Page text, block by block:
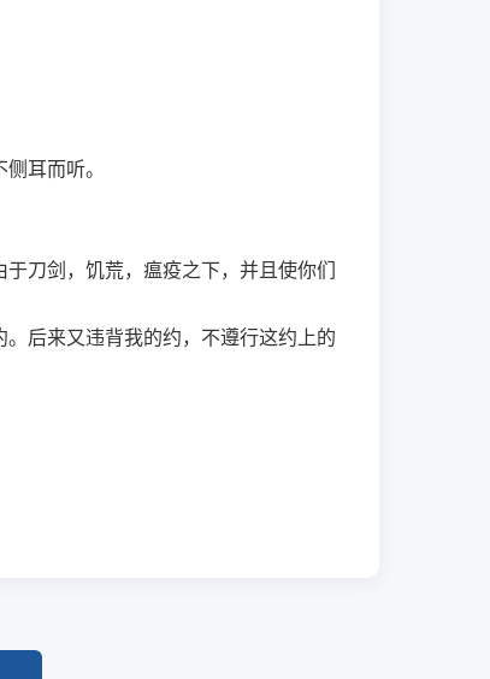
耳而听。
刀剑，饥荒，瘟疫之下，并且使你们
后来又违背我的约，不遵行这约上的